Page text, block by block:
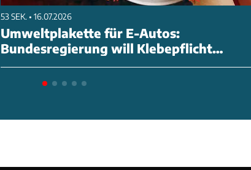
53 SEK. • 16.07.2026
Umweltplakette für E-Autos:
Bundesregierung will Klebepflicht
abschaffen